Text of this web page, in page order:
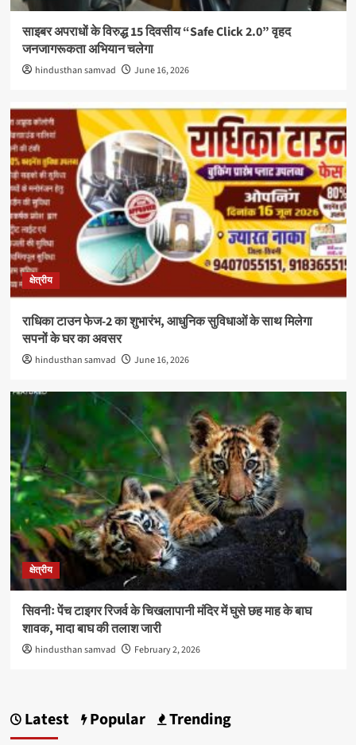
साइबर अपराधों के विरुद्ध 15 दिवसीय “Safe Click 2.0” वृहद
जनजागरूकता अभियान चलेगा
hindusthan samvad June 16, 2026
क्षेत्रीय
राधिका टाउन फेज-2 का शुभारंभ, आधुनिक सुविधाओं के साथ मिलेगा
सपनों के घर का अवसर
hindusthan samvad June 16, 2026
क्षेत्रीय
सिवनीः पेंच टाइगर रिजर्व के चिखलापानी मंदिर में घुसे छह माह के बाघ
शावक, मादा बाघ की तलाश जारी
hindusthan samvad February 2, 2026
Latest Popular Trending